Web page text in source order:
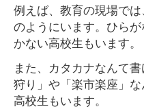
例えば、教育の現場で
のようにいます。ひら
かない高校生もいます。
また、カタカナなんて
狩り」や「楽市楽座」
高校生もいます。